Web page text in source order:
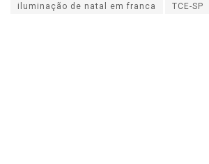
iluminação de natal em franca TCE-SP